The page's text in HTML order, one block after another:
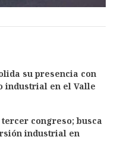
su presencia con
industrial en el Valle
congreso; busca
industrial en